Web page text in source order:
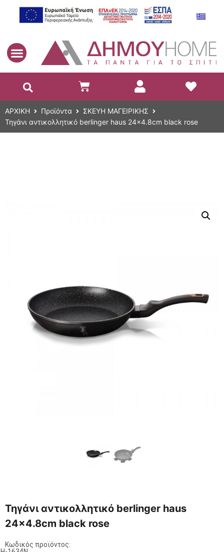
ΑΡΧΙΚΗ Προϊόντα
ΣΚΕΥΗ ΜΑΓΕΙΡΙΚΗΣ
Τηγάνι αντικολλητικό berlinger haus 24×4.8cm black rose
Τηγάνι αντικολλητικό berlinger haus
24×4.8cm black rose
Κωδικός προϊόντος: